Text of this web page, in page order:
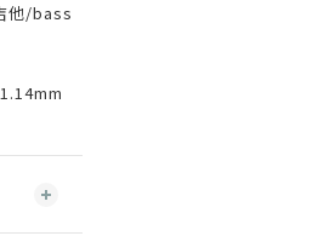
他/bass